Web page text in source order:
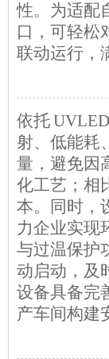
性。为适配
口 ，可轻松
联动运行，
依托
射、低能耗
量，避免因
化工艺；相
本。同时，
力企业实现
与过温保护
动启动，及
设备具备完
产车间构建